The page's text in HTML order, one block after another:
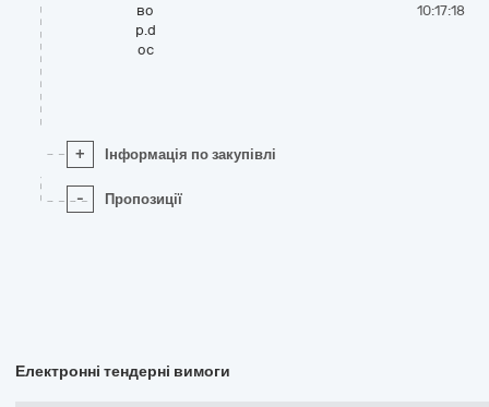
во
р.d
oc
10:17:18
+ Інформація по закупівлі
- Пропозиції
Електронні тендерні вимоги